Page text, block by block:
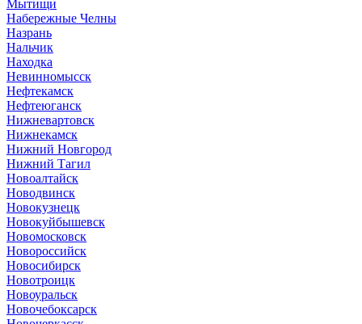
Мытищи
Набережные Челны
Назрань
Нальчик
Находка
Невинномысск
Нефтекамск
Нефтеюганск
Нижневартовск
Нижнекамск
Нижний Новгород
Нижний Тагил
Новоалтайск
Новодвинск
Новокузнецк
Новокуйбышевск
Новомосковск
Новороссийск
Новосибирск
Новотроицк
Новоуральск
Новочебоксарск